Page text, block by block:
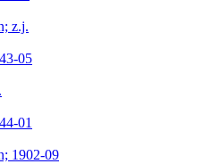
z.j.
05
01
1902-09